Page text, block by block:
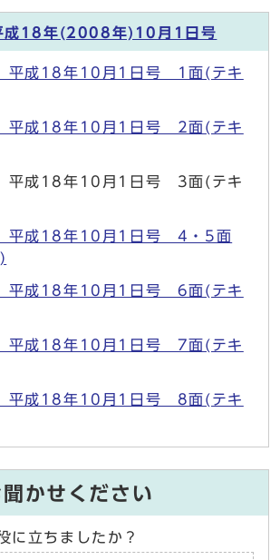
成18年(2008年)10月1日号
平成18年10月1日号 1面(テキ
平成18年10月1日号 2面(テキ
平成18年10月1日号 3面(テキ
平成18年10月1日号 4・5面
平成18年10月1日号 6面(テキ
平成18年10月1日号 7面(テキ
平成18年10月1日号 8面(テキ
かせください
に立ちましたか？